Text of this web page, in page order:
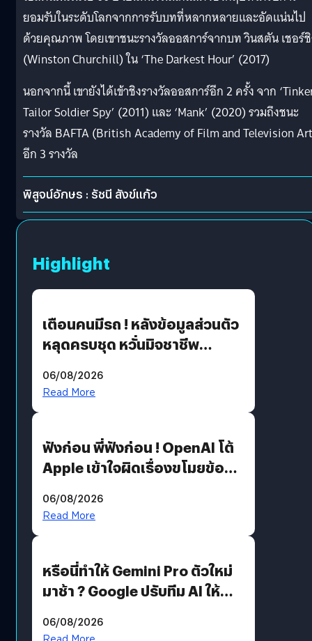
ยอมรับในระดับโลกจากการรับบทที่หลากหลายและอัดแน่นไป
ด้วยคุณภาพ โดยเขาชนะรางวัลออสการ์จากบท วินสตัน เชอร์
(Winston Churchill) ใน ‘The Darkest Hour’ (2017)
นอกจากนี้ เขายังได้เข้าชิงรางวัลออสการ์อีก 2 ครั้ง จาก
Tailor Soldier Spy’ (2011) และ ‘Mank’ (2020) รวมถึงชนะ
รางวัล BAFTA (British Academy of Film and Television
อีก 3 รางวัล
พิสูจน์อักษร : รัชนี สังข์แก้ว
Highlight
เตือนคนมีรถ ! หลังข้อมูลส่วนตัว
หลุดครบชุด หวั่นมิจชาชีพ
รหัสผ่านหลุด ไม่ใช่แฮ็กเกอร์
06/08/2026
Read More
ฟังก่อน พี่ฟังก่อน ! OpenAI โต้
Apple เข้าใจผิดเรื่องขโมยข้อมูล
06/08/2026
Read More
หรือนี่ทำให้ Gemini Pro ตัวใหม่
มาช้า ? Google ปรับทีม AI ให้
AGI
06/08/2026